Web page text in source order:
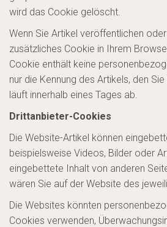
wird das Cookie gelöscht.
Wenn Sie Artikel veröffentlichen
zusätzliches Cookie in Ihrem
Cookie enthält keine
nur die Kennung des Artikels, den
läuft innerhalb eines Tages ab.
Drittanbieter-Cookies
Die Website-Artikel können
beispielsweise Videos, Bilder oder
eingebettete Inhalt von anderen
wären Sie auf der Website des
Die Websites könnten
Cookies verwenden,